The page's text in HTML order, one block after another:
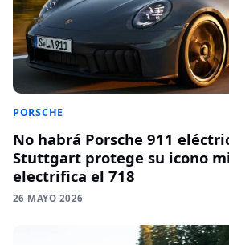
PORSCHE
No habrá Porsche 911
Stuttgart protege su icono
electrifica el 718
26 MAYO 2026